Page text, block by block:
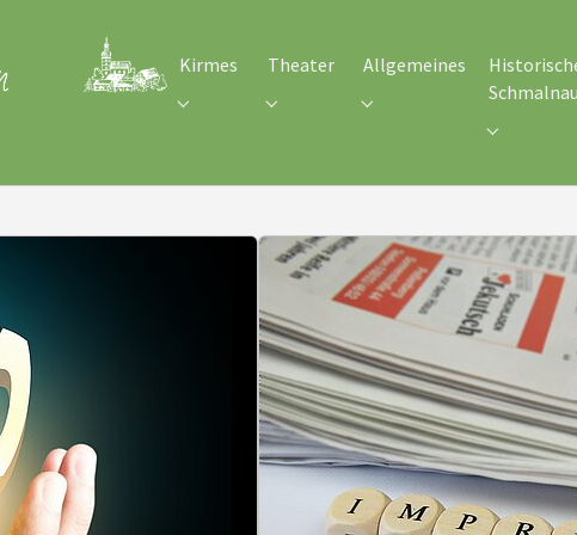
Kirmes
Submenu for "Kirmes"
Theater
Submenu for "Theater"
Allgemeines
Submenu for "Allgemeines"
Schmalnau
Submenu